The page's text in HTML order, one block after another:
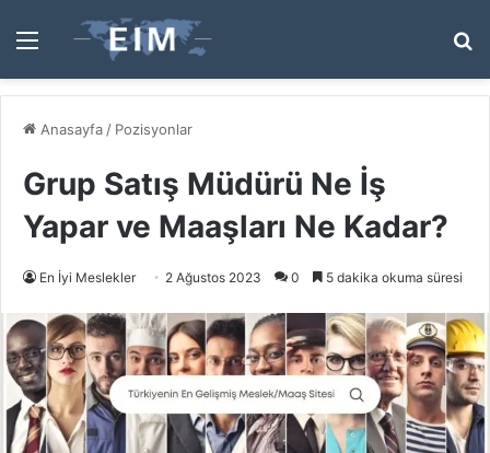
Menü
...
Anasayfa / Pozisyonlar
Grup Satış Müdürü Ne İş
Yapar ve Maaşları Ne Kadar?
En İyi Meslekler 2 Ağustos 2023 0 5 dakika okuma süresi